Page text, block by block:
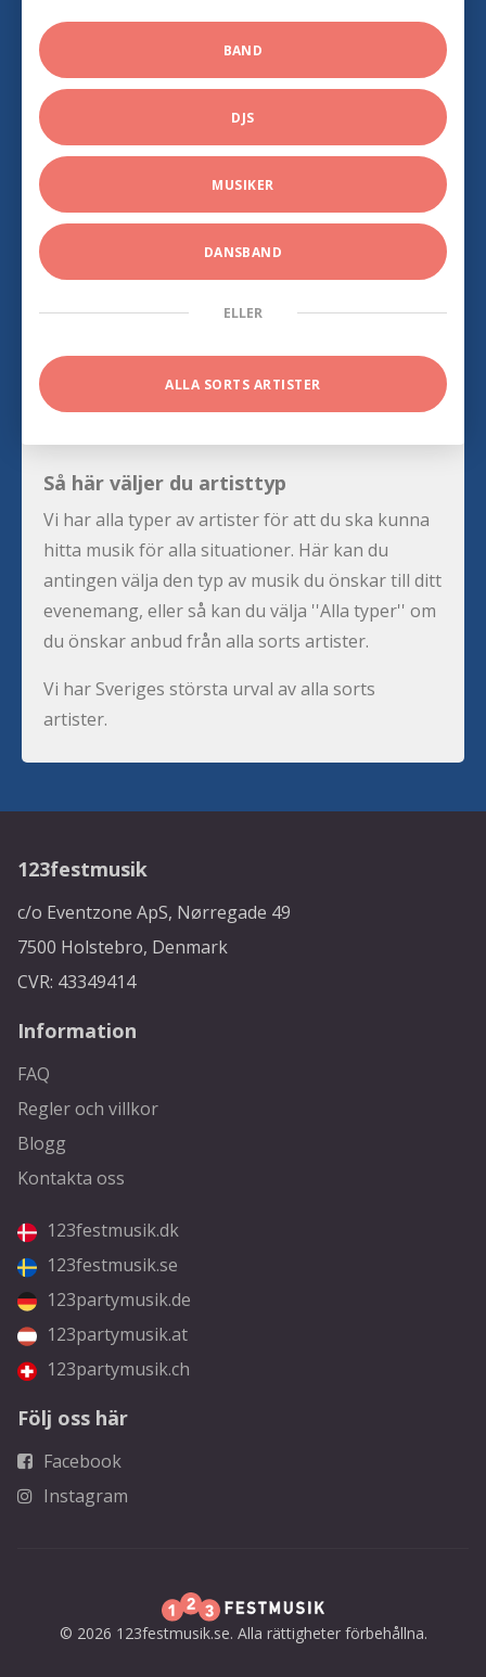
BAND
DJS
MUSIKER
DANSBAND
ELLER
ALLA SORTS ARTISTER
Så här väljer du artisttyp
Vi har alla typer av artister för att du ska kunna
hitta musik för alla situationer. Här kan du
antingen välja den typ av musik du önskar till ditt
evenemang, eller så kan du välja ''Alla typer'' om
du önskar anbud från alla sorts artister.
Vi har Sveriges största urval av alla sorts
artister.
123festmusik
c/o Eventzone ApS, Nørregade 49
7500 Holstebro, Denmark
CVR: 43349414
Information
FAQ
Regler och villkor
Blogg
Kontakta oss
123festmusik.dk
123festmusik.se
123partymusik.de
123partymusik.at
123partymusik.ch
Följ oss här
Facebook
Instagram
© 2026 123festmusik.se. Alla rättigheter förbehållna.